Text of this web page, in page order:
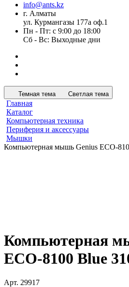
info@ants.kz
г. Алматы
ул. Курмангазы 177а оф.1
Пн - Пт: с 9:00 до 18:00
Сб - Вс: Выходные дни
Темная тема Светлая тема
Главная
Каталог
Компьютерная техника
Периферия и аксессуары
Мышки
Компьютерная мышь Genius ECO-
Компьютерная
ECO-8100 Blue
Арт. 29917